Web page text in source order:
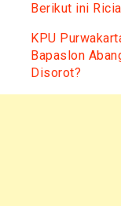
Berikut ini
KPU
Bapaslon
Disorot?